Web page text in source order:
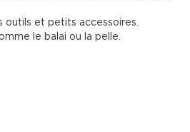
outils et petits accessoires.
le balai ou la pelle.